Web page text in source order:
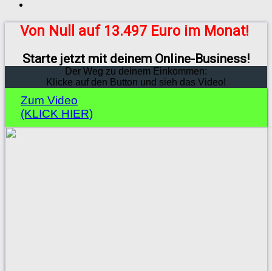
Von Null auf 13.497 Euro im Monat!
Starte jetzt mit deinem Online-Business!
Der Weg zu deinem Einkommen:
Klicke auf den Button und sieh das Video!
Zum Video
(KLICK HIER)